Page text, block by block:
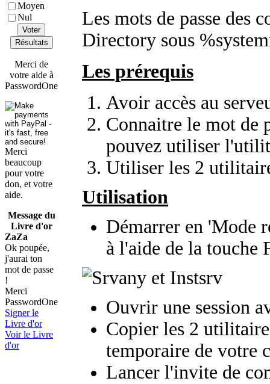
Moyen
Nul
Voter
Résultats
Merci de
votre aide à
PasswordOne
Merci
beaucoup
pour votre
don, et votre
aide.
Message du
Livre d'or
ZaZa
Ok poupée,
j'aurai ton
mot de passe
!
Merci
PasswordOne
Signer le
Livre d'or
Voir le Livre
d'or
Les mots de passe des
Directory sous
Les prérequis
Avoir accès au
Connaitre le mot de
pouvez utiliser
Utiliser les 2
Utilisation
Démarrer en 'Mode
à l'aide de la touche
Ouvrir une session
Copier les 2
temporaire de votre
Lancer l'invite de